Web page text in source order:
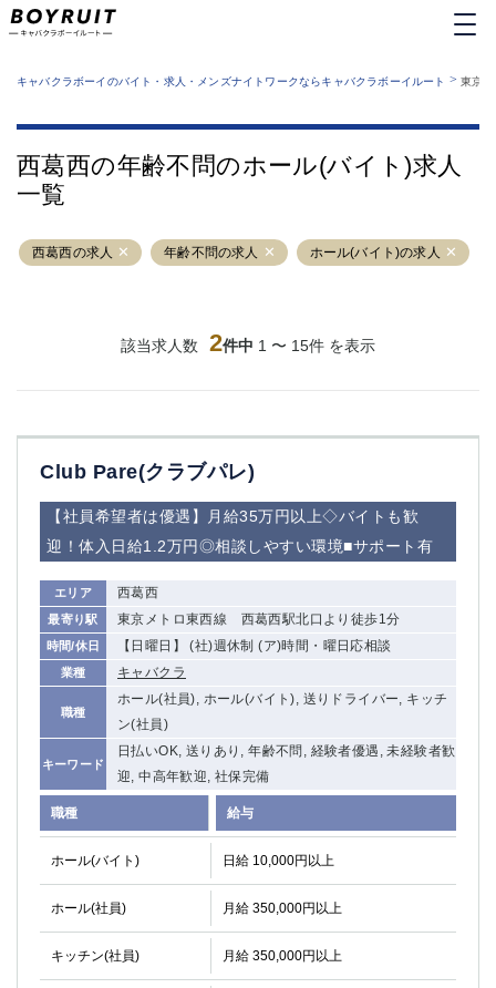
業種から探す
運営者情報
サイトマップ
キャバクラボーイのバイト・求人・メンズナイトワークならキャバクラボーイルート > 東京
西葛西の年齢不問のホール(バイト)求人
一覧
西葛西の求人 年齢不問の求人 ホール(バイト)の求人
該当求人数 2件中 1 〜 15件 を表示
Club Pare(クラブパレ)
【社員希望者は優遇】月給35万円以上◇バイトも歓
迎！体入日給1.2万円◎相談しやすい環境■サポート有
エリア 西葛西
最寄り駅 東京メトロ東西線 西葛西駅北口より徒歩1分
時間/休日 【日曜日】 (社)週休制 (ア)時間・曜日応相談
業種 キャバクラ
職種
ホール(社員), ホール(バイト), 送りドライバー, キッチ
ン(社員)
キーワード
日払いOK, 送りあり, 年齢不問, 経験者優遇, 未経験者歓
迎, 中高年歓迎, 社保完備
職種 給与
ホール(バイト) 日給 10,000円以上
ホール(社員) 月給 350,000円以上
キッチン(社員) 月給 350,000円以上
六本木
池袋
渋谷
大和
立川
①六本木 ②西麻布
大山
赤坂
高円寺
蒲田東口
多摩センター
立川（南口）
浜松町
西葛西
中野
葛西
府中
ひばりヶ丘（北口）
学芸大学
吉祥寺（南口／公園口）
自由が丘
吉祥寺（北口／東口）
錦糸町南口
下北沢・経堂
金町（北口）
成増駅徒歩3分の好立地！①JR埼京線「赤羽駅」から徒歩2分 ②東
三軒茶屋（南口）
①歌舞伎町 ②新宿 ③新宿三丁目 ④西
①歌舞伎町 ②新宿 ③西部新宿 ③東新宿
①歌舞伎町 ②新宿
①銀座 ②新橋
錦糸町(南口)
蒲田(西口)
清瀬（南口）
①東武練馬 ②成増・板橋 ③大山 ②池袋